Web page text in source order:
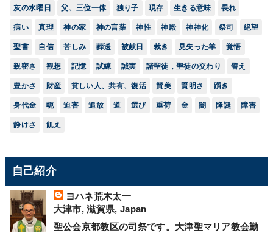
灰の水曜日 父、三位一体 独り子 現存 生きる意味 畏れ
病い 真理 神の家 神の言葉 神性 神殿 神神化 祭司 絶望
聖書 自信 苦しみ 葬送 被献日 裁き 見失った羊 覚悟
親密さ 観想 記憶 試練 誠実 諸聖徒，聖徒の交わり 譬え
豊かさ 財産 貧しい人、共有、復活 賛美 賢明さ 躓き
身代金 軛 迫害 追放 道 選び 重荷 金 闇 降誕 障害
静けさ 飢え
自己紹介
ヨハネ荒木太一
大津市, 滋賀県, Japan
聖公会京都教区の司祭です。大津聖マリア教会勤